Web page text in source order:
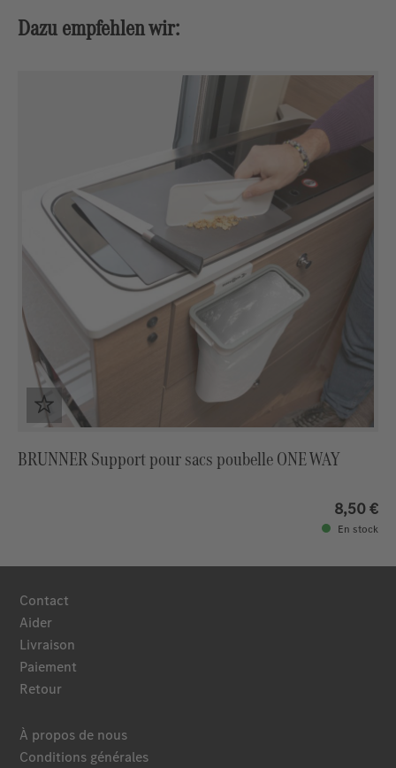
Dazu empfehlen wir:
BRUNNER Support pour sacs poubelle ONE WAY
8,50 €
En stock
Contact
Aider
Livraison
Paiement
Retour
À propos de nous
Conditions générales